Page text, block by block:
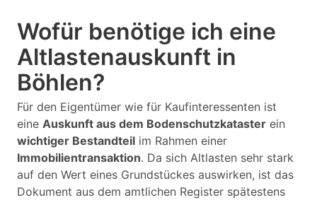
Wofür benötige ich eine
Altlastenauskunft in
Böhlen?
Für den Eigentümer wie für Kaufinteressenten ist
eine Auskunft aus dem Bodenschutzkataster ein
wichtiger Bestandteil im Rahmen einer
Immobilientransaktion. Da sich Altlasten sehr stark
auf den Wert eines Grundstückes auswirken, ist das
Dokument aus dem amtlichen Register spätestens